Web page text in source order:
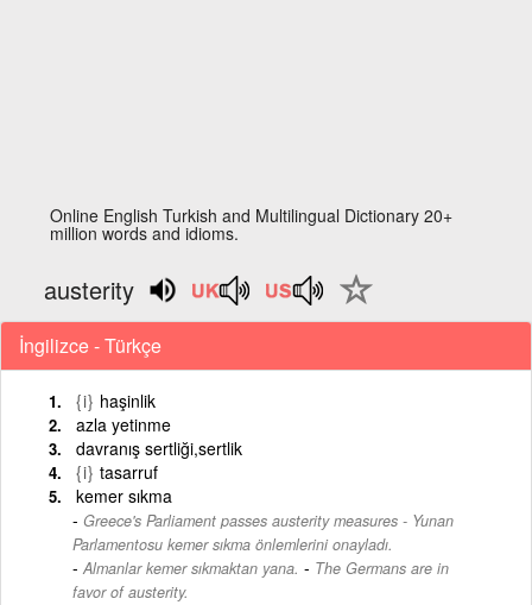
Online English Turkish and Multilingual Dictionary 20+
million words and idioms.
austerity
İngilizce - Türkçe
{i} haşinlik
azla yetinme
davranış sertliği,sertlik
{i} tasarruf
kemer sıkma
Greece's Parliament passes austerity measures - Yunan
Parlamentosu kemer sıkma önlemlerini onayladı.
Almanlar kemer sıkmaktan yana. - The Germans are in
favor of austerity.